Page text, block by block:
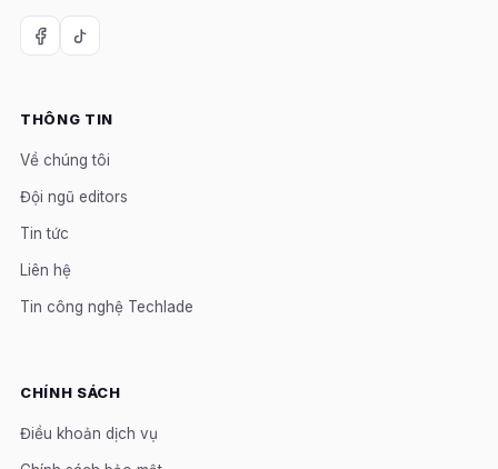
THÔNG TIN
Về chúng tôi
Đội ngũ editors
Tin tức
Liên hệ
Tin công nghệ Techlade
CHÍNH SÁCH
Điều khoản dịch vụ